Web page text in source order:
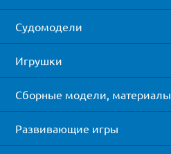
Судомодели
Игрушки
Сборные модели, материалы
Развивающие игры